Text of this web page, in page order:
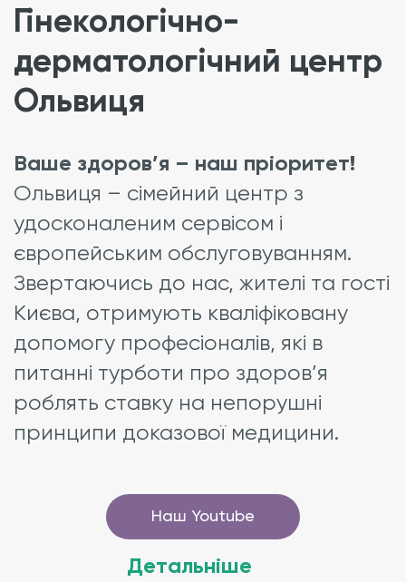
Гінекологічно-
дерматологічний центр
Ольвиця
Ваше здоров’я – наш пріоритет!
Ольвиця – сімейний центр з
удосконаленим сервісом і
європейським обслуговуванням.
Звертаючись до нас, жителі та гості
Києва, отримують кваліфіковану
допомогу професіоналів, які в
питанні турботи про здоров’я
роблять ставку на непорушні
принципи доказової медицини.
Наш Youtube
Детальніше